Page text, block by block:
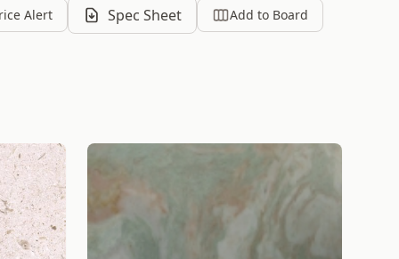
Alert Spec Sheet Add to Board